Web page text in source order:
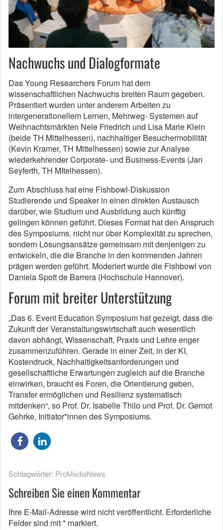
Nachwuchs und Dialogformate
Das Young Researchers Forum hat dem
wissenschaftlichen Nachwuchs breiten Raum gegeben.
Präsentiert wurden unter anderem Arbeiten zu
intergenerationellem Lernen, Mehrweg- Systemen auf
Weihnachtsmärkten Nele Friedrich und Lisa Marie Klein
(beide TH Mittelhessen), nachhaltiger Besuchermobilität
(Kevin Kramer, TH Mittelhessen) sowie zur Analyse
wiederkehrender Corporate- und Business-Events (Jan
Seyferth, TH MItelhessen).
Zum Abschluss hat eine Fishbowl-Diskussion
Studierende und Speaker in einen direkten Austausch
darüber, wie Studium und Ausbildung auch künftig
gelingen können geführt. Dieses Format hat den Anspruch
des Symposiums, nicht nur über Komplexität zu sprechen,
sondern Lösungsansätze gemeinsam mit denjenigen zu
entwickeln, die die Branche in den kommenden Jahren
prägen werden geführt. Moderiert wurde die Fishbowl von
Daniela Spott de Barrera (Hochschule Hannover).
Forum mit breiter Unterstützung
„Das 6. Event Education Symposium hat gezeigt, dass die
Zukunft der Veranstaltungswirtschaft auch wesentlich
davon abhängt, Wissenschaft, Praxis und Lehre enger
zusammenzuführen. Gerade in einer Zeit, in der KI,
Kostendruck, Nachhaltigkeitsanforderungen und
gesellschaftliche Erwartungen zugleich auf die Branche
einwirken, braucht es Foren, die Orientierung geben,
Transfer ermöglichen und Resilienz systematisch
mitdenken“, so Prof. Dr. Isabelle Thilo und Prof. Dr. Gernot
Gehrke, Initiator*innen des Symposiums.
Schlagwörter: ProMediaNews
Schreiben Sie einen Kommentar
Ihre E-Mail-Adresse wird nicht veröffentlicht. Erforderliche
Felder sind mit* markiert.